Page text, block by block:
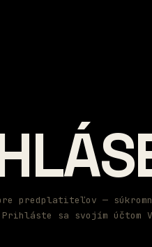
predplatiteľov —
sa svojím účtom